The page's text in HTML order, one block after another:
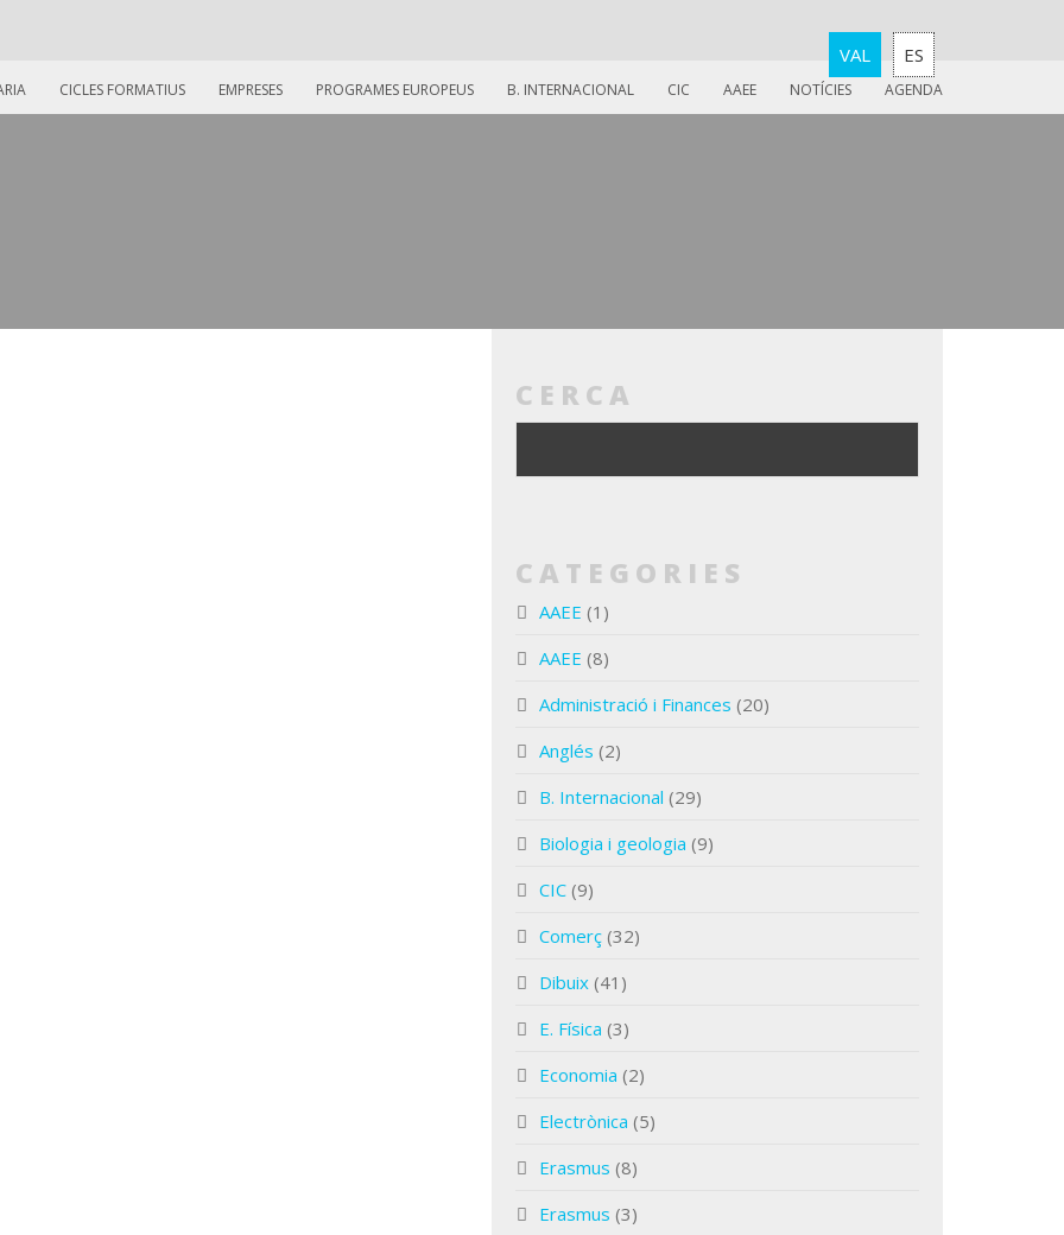
VAL ES
CICLES FORMATIUS EMPRESES PROGRAMES EUROPEUS B. INTERNACIONAL CIC AAEE NOTÍCIES AGENDA
CERCA
CATEGORIES
AAEE (1)
AAEE (8)
Administració i Finances (20)
Anglés (2)
B. Internacional (29)
Biologia i geologia (9)
CIC (9)
Comerç (32)
Dibuix (41)
E. Física (3)
Economia (2)
Electrònica (5)
Erasmus (8)
Erasmus (3)